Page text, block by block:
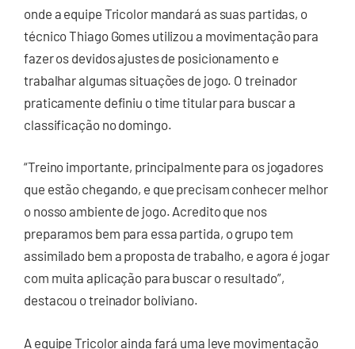
onde a equipe Tricolor mandará as suas partidas, o
técnico Thiago Gomes utilizou a movimentação para
fazer os devidos ajustes de posicionamento e
trabalhar algumas situações de jogo. O treinador
praticamente definiu o time titular para buscar a
classificação no domingo.
“Treino importante, principalmente para os jogadores
que estão chegando, e que precisam conhecer melhor
o nosso ambiente de jogo. Acredito que nos
preparamos bem para essa partida, o grupo tem
assimilado bem a proposta de trabalho, e agora é jogar
com muita aplicação para buscar o resultado”,
destacou o treinador boliviano.
A equipe Tricolor ainda fará uma leve movimentação